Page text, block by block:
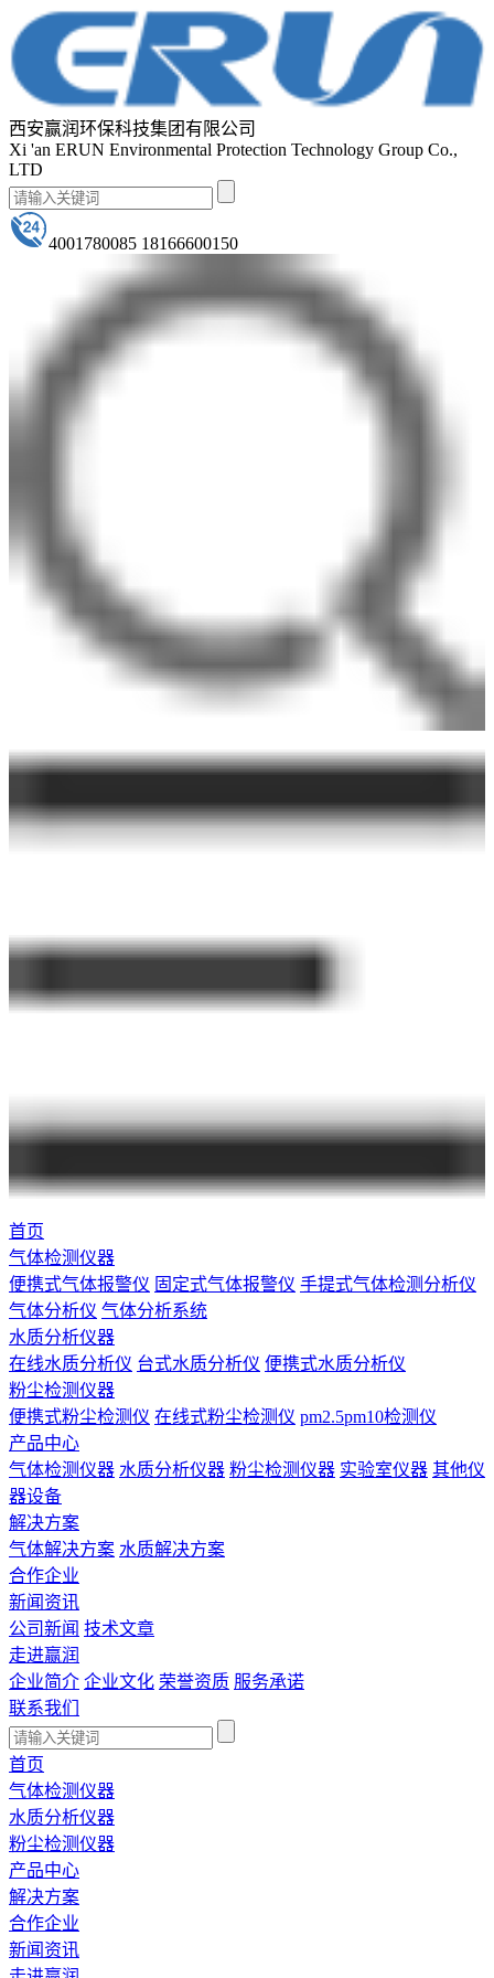
西安赢润环保科技集团有限公司
Xi 'an ERUN Environmental Protection Technology Group Co.,
LTD
4001780085 18166600150
首页
气体检测仪器
便携式气体报警仪 固定式气体报警仪 手提式气体检测分析仪
气体分析仪 气体分析系统
水质分析仪器
在线水质分析仪 台式水质分析仪 便携式水质分析仪
粉尘检测仪器
便携式粉尘检测仪 在线式粉尘检测仪 pm2.5pm10检测仪
产品中心
气体检测仪器 水质分析仪器 粉尘检测仪器 实验室仪器 其他仪
器设备
解决方案
气体解决方案 水质解决方案
合作企业
新闻资讯
公司新闻 技术文章
走进赢润
企业简介 企业文化 荣誉资质 服务承诺
联系我们
首页
气体检测仪器
水质分析仪器
粉尘检测仪器
产品中心
解决方案
合作企业
新闻资讯